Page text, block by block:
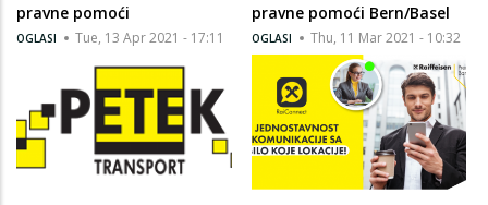
pravne pomoći
OGLASI Tue, 13 Apr 2021 - 17:11
pravne pomoći Bern/Basel
OGLASI Thu, 11 Mar 2021 - 10:32